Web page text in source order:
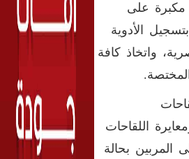
مكبرة على
الأدوية
واتخاذ كافة
اللقاحات
المربين بحالة